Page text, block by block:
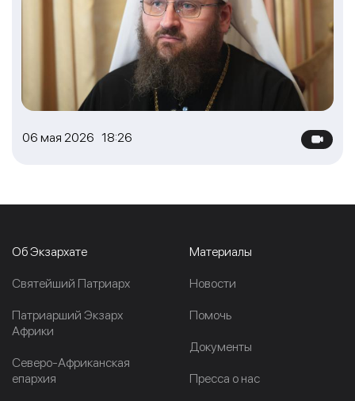
06 мая 2026 18:26
Об Экзархате
Cвятейший Патриарх
Патриарший Экзарх
Африки
Северо-Африканская
епархия
Материалы
Новости
Помочь
Документы
Пресса о нас